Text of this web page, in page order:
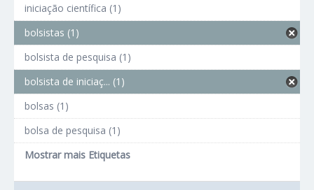
iniciação científica (1)
bolsistas (1)
bolsista de pesquisa (1)
bolsista de iniciaç... (1)
bolsas (1)
bolsa de pesquisa (1)
Mostrar mais Etiquetas